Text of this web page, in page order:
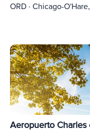
ORD · Chicago-
Aeropuerto Charles